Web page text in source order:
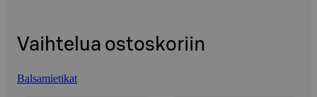
Vaihtelua ostoskoriin
Balsamietikat